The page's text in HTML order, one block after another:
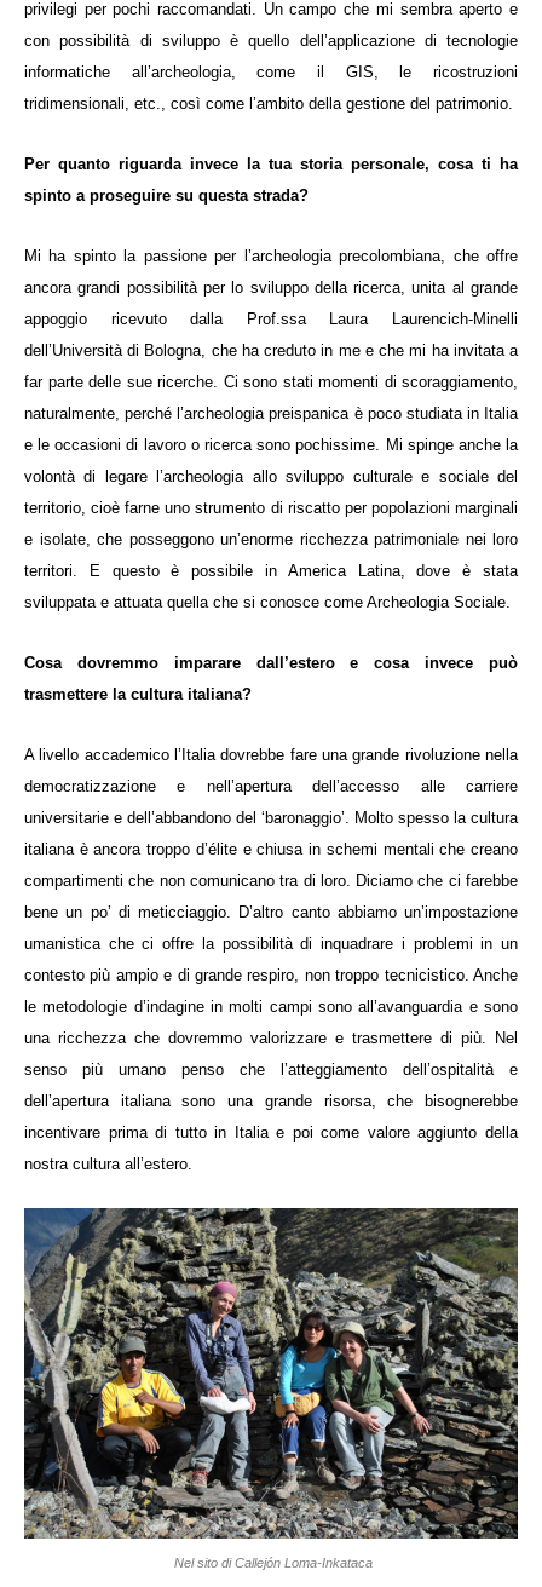
privilegi per pochi raccomandati. Un campo che mi sembra aperto e
con possibilità di sviluppo è quello dell’applicazione di tecnologie
informatiche all’archeologia, come il GIS, le ricostruzioni
tridimensionali, etc., così come l’ambito della gestione del patrimonio.
Per quanto riguarda invece la tua storia personale, cosa ti ha
spinto a proseguire su questa strada?
Mi ha spinto la passione per l’archeologia precolombiana, che offre
ancora grandi possibilità per lo sviluppo della ricerca, unita al grande
appoggio ricevuto dalla Prof.ssa Laura Laurencich-Minelli
dell’Università di Bologna, che ha creduto in me e che mi ha invitata a
far parte delle sue ricerche. Ci sono stati momenti di scoraggiamento,
naturalmente, perché l’archeologia preispanica è poco studiata in Italia
e le occasioni di lavoro o ricerca sono pochissime. Mi spinge anche la
volontà di legare l’archeologia allo sviluppo culturale e sociale del
territorio, cioè farne uno strumento di riscatto per popolazioni marginali
e isolate, che posseggono un’enorme ricchezza patrimoniale nei loro
territori. E questo è possibile in America Latina, dove è stata
sviluppata e attuata quella che si conosce come Archeologia Sociale.
Cosa dovremmo imparare dall’estero e cosa invece può
trasmettere la cultura italiana?
A livello accademico l’Italia dovrebbe fare una grande rivoluzione nella
democratizzazione e nell’apertura dell’accesso alle carriere
universitarie e dell’abbandono del ‘baronaggio’. Molto spesso la cultura
italiana è ancora troppo d’élite e chiusa in schemi mentali che creano
compartimenti che non comunicano tra di loro. Diciamo che ci farebbe
bene un po’ di meticciaggio. D’altro canto abbiamo un’impostazione
umanistica che ci offre la possibilità di inquadrare i problemi in un
contesto più ampio e di grande respiro, non troppo tecnicistico. Anche
le metodologie d’indagine in molti campi sono all’avanguardia e sono
una ricchezza che dovremmo valorizzare e trasmettere di più. Nel
senso più umano penso che l’atteggiamento dell’ospitalità e
dell’apertura italiana sono una grande risorsa, che bisognerebbe
incentivare prima di tutto in Italia e poi come valore aggiunto della
nostra cultura all’estero.
Nel sito di Callejón Loma-Inkataca